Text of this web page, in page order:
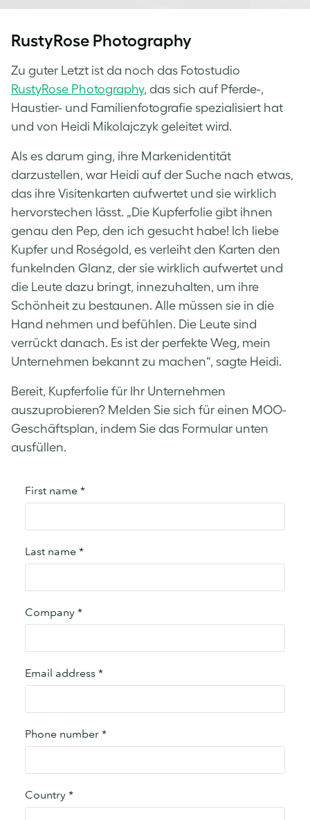
RustyRose Photography
Zu guter Letzt ist da noch das Fotostudio
RustyRose Photography, das sich auf Pferde-,
Haustier- und Familienfotografie spezialisiert hat
und von Heidi Mikolajczyk geleitet wird.
Als es darum ging, ihre Markenidentität
darzustellen, war Heidi auf der Suche nach etwas,
das ihre Visitenkarten aufwertet und sie wirklich
hervorstechen lässt. „Die Kupferfolie gibt ihnen
genau den Pep, den ich gesucht habe! Ich liebe
Kupfer und Roségold, es verleiht den Karten den
funkelnden Glanz, der sie wirklich aufwertet und
die Leute dazu bringt, innezuhalten, um ihre
Schönheit zu bestaunen. Alle müssen sie in die
Hand nehmen und befühlen. Die Leute sind
verrückt danach. Es ist der perfekte Weg, mein
Unternehmen bekannt zu machen“, sagte Heidi.
Bereit, Kupferfolie für Ihr Unternehmen
auszuprobieren? Melden Sie sich für einen MOO-
Geschäftsplan, indem Sie das Formular unten
ausfüllen.